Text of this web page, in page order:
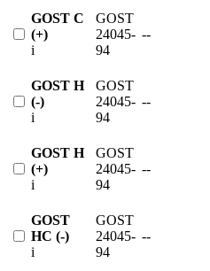
GOST C
(+)
i
GOST
24045-
94
--
GOST H
(-)
i
GOST
24045-
94
--
GOST H
(+)
i
GOST
24045-
94
--
GOST
HC (-)
i
GOST
24045-
94
--